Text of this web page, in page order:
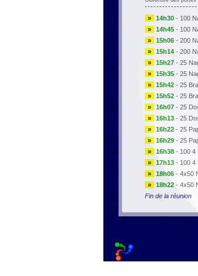
» 14h30- 100
»
14h45- 100
»
15h06- 200
»
15h14- 200
»
15h27- 25
»
15h35- 25
»
15h42- 25
»
15h52- 25
»
16h07- 25
»
16h13- 25
»
16h22- 25
»
16h29- 25
»
16h38- 100 4
»
17h13- 100 4
»
18h06- 4x50
»
18h22- 4x50
Fin de la réunion